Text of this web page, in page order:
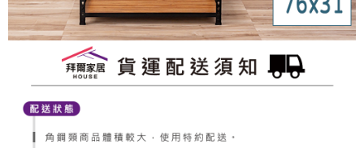
時審查核予不同之上限額度；若仍有額度不足之情形，本公司將視審查結果
請求用戶進行身份認證。
５．嚴禁一人註冊多個帳號或使用他人資訊註冊。若發現惡意使用之情形，
恩沛科技股份有限公司將有權停止該用戶之使用額度並採取法律行動。